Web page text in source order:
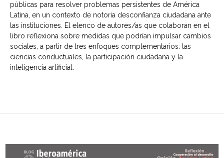
públicas para resolver problemas persistentes de América
Latina, en un contexto de notoria desconfianza ciudadana ante
las instituciones. El elenco de autores/as que colaboran en el
libro reflexiona sobre medidas que podrían impulsar cambios
sociales, a partir de tres enfoques complementarios: las
ciencias conductuales, la participación ciudadana y la
inteligencia artificial.
Últimas entradas Blog Iberoamérica global